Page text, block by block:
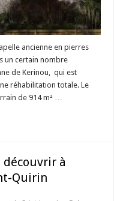
ancienne en pierres
un certain nombre
de Kerinou, qui est
réhabilitation totale. Le
de 914 m² …
découvrir à
Quirin